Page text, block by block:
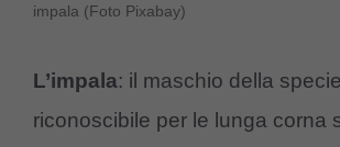
impala (Foto Pixabay)
L’impala: il maschio della
riconoscibile per le lunga corna